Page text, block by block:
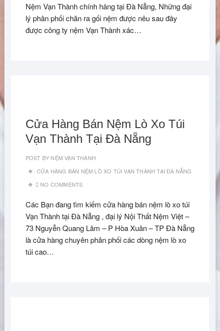
Nệm Vạn Thành chính hãng tại Đà Nẵng, Những đại
lý phân phối chăn ra gối nệm được nêu sau đây
được công ty nệm Vạn Thành xác…
Cửa Hàng Bán Nệm Lò Xo Túi
Vạn Thành Tại Đà Nẵng
POST BY NỆM VẠN THÀNH
CỬA HÀNG BÁN NỆM LÒ XO TÚI VẠN THÀNH TẠI ĐÀ NẴNG
NO COMMENTS
Các Bạn đang tìm kiếm cửa hàng bán nệm lò xo túi
Vạn Thành tại Đà Nẵng , đại lý Nội Thất Nệm Việt –
73 Nguyễn Quang Lâm – P Hòa Xuân – TP Đà Nẵng
là cửa hàng chuyên phân phối các dòng nệm lò xo
túi cao…